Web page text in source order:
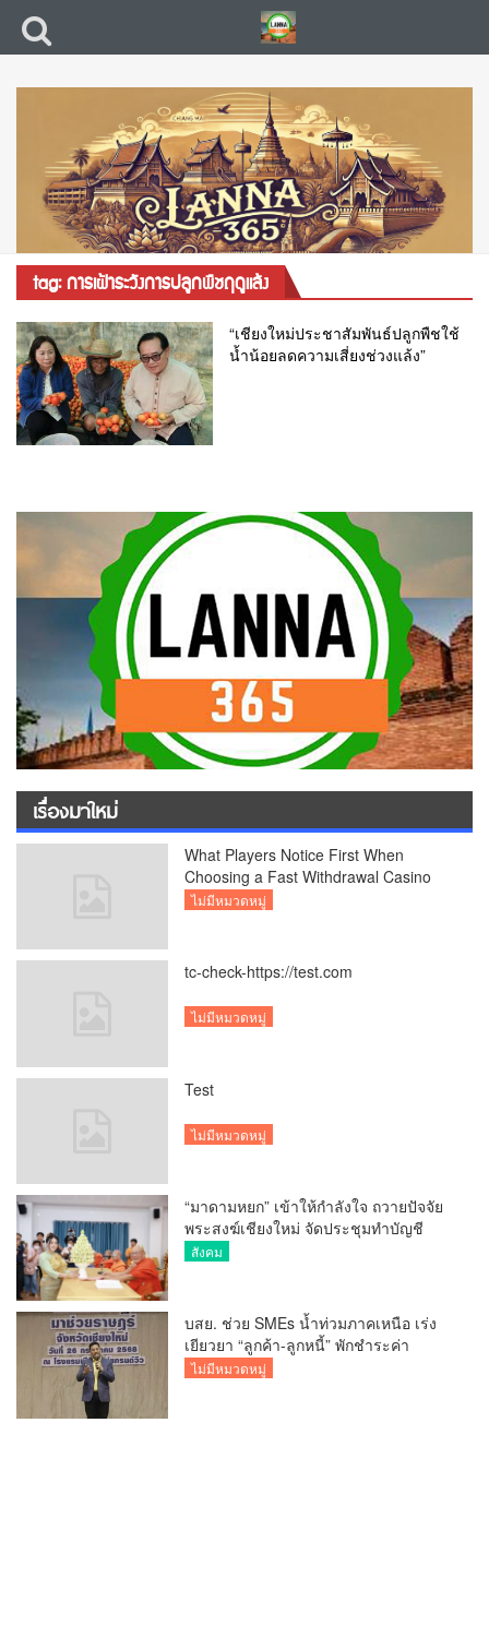
tag: การเฝ้าระวังการปลูกพืชฤดูแล้ง
“เชียงใหม่ประชาสัมพันธ์ปลูกพืชใช้
น้ำน้อยลดความเสี่ยงช่วงแล้ง”
เรื่องมาใหม่
What Players Notice First When
Choosing a Fast Withdrawal Casino
UK
ไม่มีหมวดหมู่
tc-check-https://test.com
ไม่มีหมวดหมู่
Test
ไม่มีหมวดหมู่
“มาดามหยก” เข้าให้กำลังใจ ถวายปัจจัย
พระสงฆ์เชียงใหม่ จัดประชุมทำบัญชี
รายรับรายจ่ายของวัด กว่า 300 รูป ที่วัด
สังคม
บสย. ช่วย SMEs น้ำท่วมภาคเหนือ เร่ง
เยียวยา “ลูกค้า-ลูกหนี้” พักชำระค่า
ธรรมเนียม-ค่างวด
ไม่มีหมวดหมู่